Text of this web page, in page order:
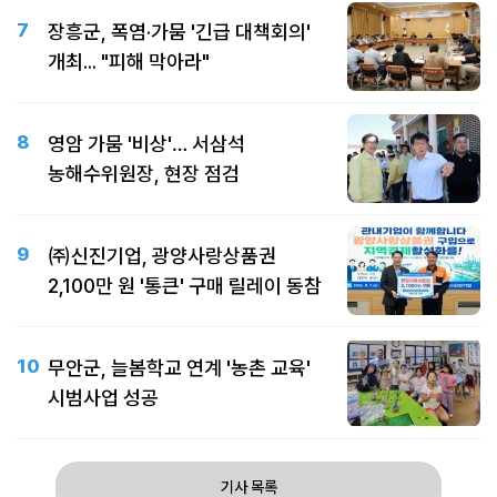
7
장흥군, 폭염·가뭄 '긴급 대책회의'
개최... "피해 막아라"
8
영암 가뭄 '비상'… 서삼석
농해수위원장, 현장 점검
9
㈜신진기업, 광양사랑상품권
2,100만 원 '통큰' 구매 릴레이 동참
10 무안군, 늘봄학교 연계 '농촌 교육'
시범사업 성공
기사 목록